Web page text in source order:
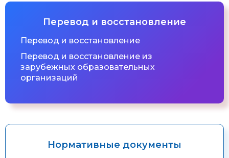
Перевод и восстановление
Перевод и восстановление
Перевод и восстановление из
зарубежных образовательных
организаций
Нормативные документы